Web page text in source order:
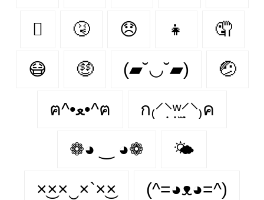
🫩 🤧 😞 👧 🤦‍
😷 🤑 (▰˘◡˘▰) 🤕
ฅ^•ﻌ•^ฅ ก₍⸍⸌̣ʷ̣̫⸍̣⸌₎ค
❁◕ ‿ ◕❁ 🌤
×͜××‿×`×͜× (^=◕ᴥ◕=^)